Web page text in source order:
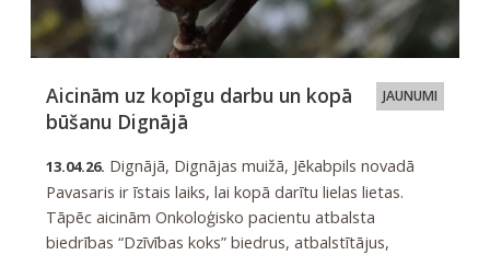
JAUNUMI
Aicinām uz kopīgu darbu un kopā
būšanu Dignājā
13.04.26. Dignājā, Dignājas muižā, Jēkabpils novadā
Pavasaris ir īstais laiks, lai kopā darītu lielas lietas.
Tāpēc aicinām Onkoloģisko pacientu atbalsta
biedrības “Dzīvības koks” biedrus, atbalstītājus,